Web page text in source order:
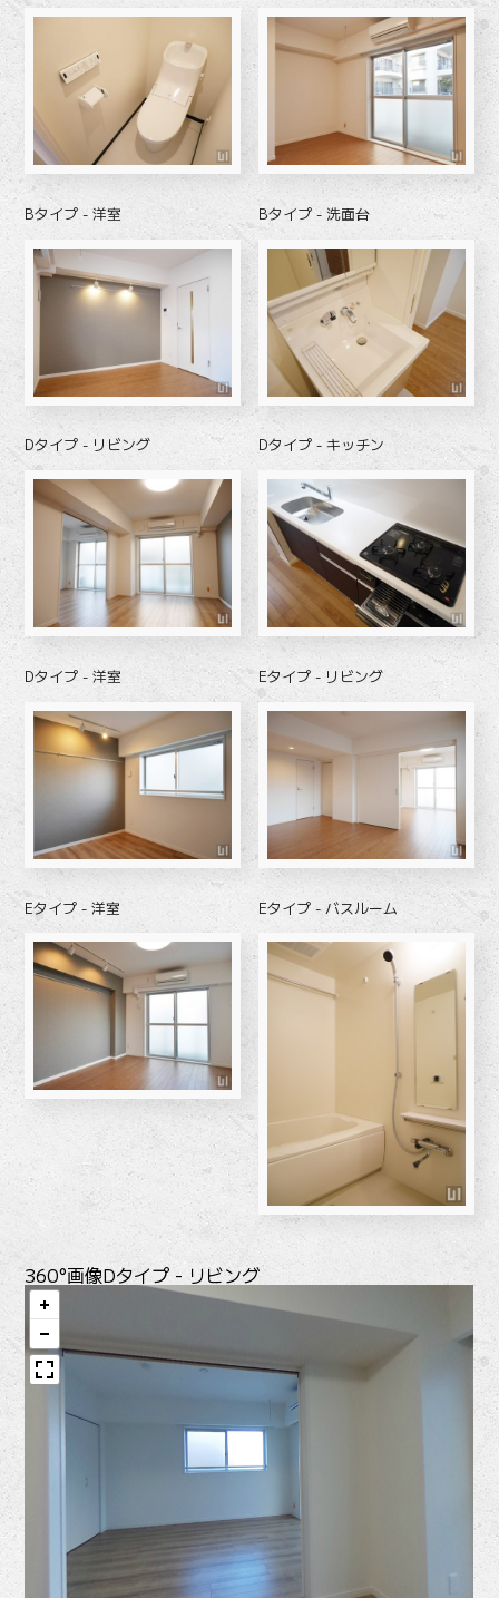
Bタイプ - 洋室 Bタイプ - 洗面台
Dタイプ - リビング Dタイプ - キッチン
Dタイプ - 洋室 Eタイプ - リビング
Eタイプ - 洋室 Eタイプ - バスルーム
360°画像Dタイプ - リビング